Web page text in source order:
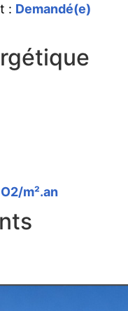
: Demandé(e)
m².an